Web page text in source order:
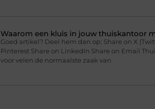
Waarom een kluis in jouw thuiskantoor
Goed artikel? Deel hem dan op: Share on X
Pinterest Share on LinkedIn Share on Email
voor velen de normaalste zaak van